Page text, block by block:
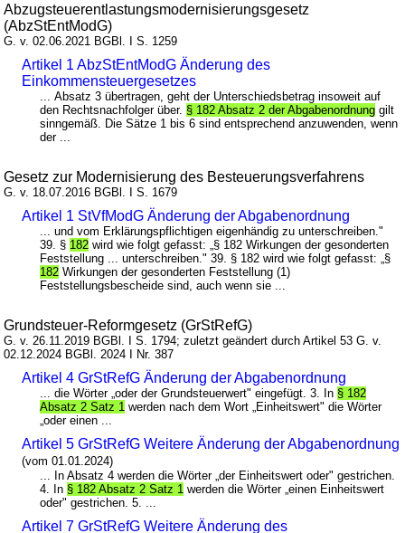
Abzugsteuerentlastungsmodernisierungsgesetz
(AbzStEntModG)
G. v. 02.06.2021 BGBl. I S. 1259
Artikel 1 AbzStEntModG Änderung des
Einkommensteuergesetzes
... Absatz 3 übertragen, geht der Unterschiedsbetrag insoweit auf
den Rechtsnachfolger über. § 182 Absatz 2 der Abgabenordnung gilt
sinngemäß. Die Sätze 1 bis 6 sind entsprechend anzuwenden, wenn
der ...
Gesetz zur Modernisierung des Besteuerungsverfahrens
G. v. 18.07.2016 BGBl. I S. 1679
Artikel 1 StVfModG Änderung der Abgabenordnung
... und vom Erklärungspflichtigen eigenhändig zu unterschreiben."
39. § 182 wird wie folgt gefasst: „§ 182 Wirkungen der gesonderten
Feststellung ... unterschreiben." 39. § 182 wird wie folgt gefasst: „§
182 Wirkungen der gesonderten Feststellung (1)
Feststellungsbescheide sind, auch wenn sie ...
Grundsteuer-Reformgesetz (GrStRefG)
G. v. 26.11.2019 BGBl. I S. 1794; zuletzt geändert durch Artikel 53 G. v.
02.12.2024 BGBl. 2024 I Nr. 387
Artikel 4 GrStRefG Änderung der Abgabenordnung
... die Wörter „oder der Grundsteuerwert" eingefügt. 3. In § 182
Absatz 2 Satz 1 werden nach dem Wort „Einheitswert" die Wörter
„oder einen ...
Artikel 5 GrStRefG Weitere Änderung der Abgabenordnung
(vom 01.01.2024)
... In Absatz 4 werden die Wörter „der Einheitswert oder" gestrichen.
4. In § 182 Absatz 2 Satz 1 werden die Wörter „einen Einheitswert
oder" gestrichen. 5. ...
Artikel 7 GrStRefG Weitere Änderung des